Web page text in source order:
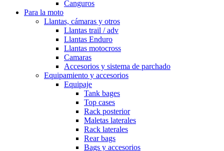
Canguros
Para la moto
Llantas, cámaras y otros
Llantas trail / adv
Llantas Enduro
Llantas motocross
Camaras
Accesorios y sistema de parchado
Equipamiento y accesorios
Equipaje
Tank bages
Top cases
Rack posterior
Maletas laterales
Rack laterales
Rear bags
Bags y accesorios